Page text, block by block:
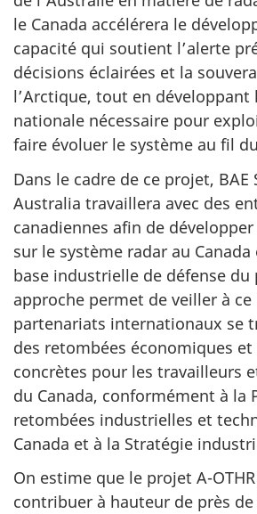
le Canada accélérera le
capacité qui soutient l’alerte
décisions éclairées et la
l’Arctique, tout en développant
nationale nécessaire pour
faire évoluer le système au fil
Dans le cadre de ce projet, BAE
Australia travaillera avec des
canadiennes afin de
sur le système radar au
base industrielle de défense du
approche permet de veiller à ce
partenariats internationaux se
des retombées économiques
concrètes pour les travailleurs
du Canada, conformément à la
retombées industrielles et
Canada et à la Stratégie
On estime que le projet A-
contribuer à hauteur de près